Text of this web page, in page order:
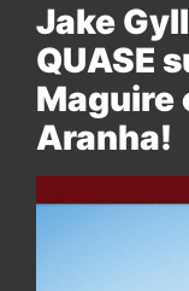
Jake
QUASE
Maguire
Aranha!